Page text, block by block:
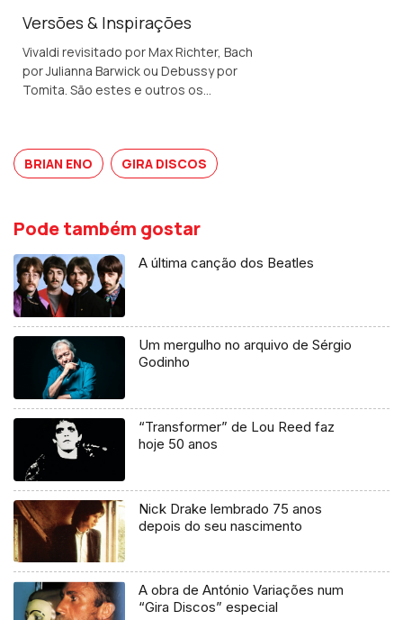
Versões & Inspirações
Vivaldi revisitado por Max Richter, Bach
por Julianna Barwick ou Debussy por
Tomita. São estes e outros os
BRIAN ENO GIRA DISCOS
Pode também gostar
A última canção dos Beatles
Um mergulho no arquivo de Sérgio
Godinho
“Transformer” de Lou Reed faz
hoje 50 anos
Nick Drake lembrado 75 anos
depois do seu nascimento
A obra de António Variações num
“Gira Discos” especial